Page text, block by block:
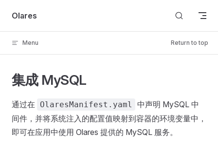
Skip to content
Olares
Menu Return to top
集成 MySQL
通过在 OlaresManifest.yaml
中声明 MySQL 中
间件，并将系统注入的配置值映射到容器的环境变量中，
即可在应用中使用 Olares 提供的 MySQL 服务。